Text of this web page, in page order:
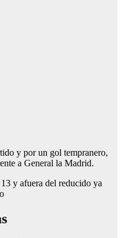
y por un gol tempranero,
a General la Madrid.
y afuera del reducido ya